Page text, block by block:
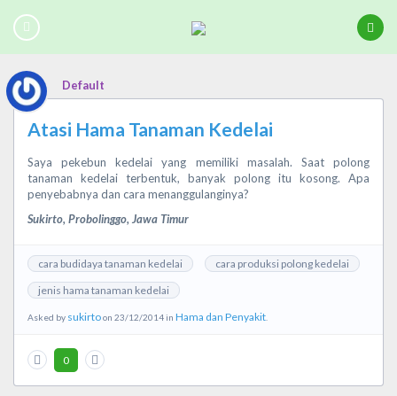
Default
Atasi Hama Tanaman Kedelai
Saya pekebun kedelai yang memiliki masalah. Saat polong
tanaman kedelai terbentuk, banyak polong itu kosong. Apa
penyebabnya dan cara menanggulanginya?
Sukirto, Probolinggo, Jawa Timur
cara budidaya tanaman kedelai
cara produksi polong kedelai
jenis hama tanaman kedelai
Asked by sukirtoon 23/12/2014 in Hama dan Penyakit
0